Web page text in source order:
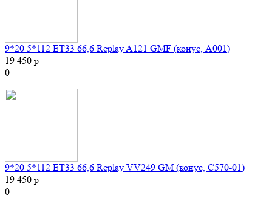
9*20 5*112 ET33 66,6 Replay A121 GMF (конус, A001)
19 450 р
0
9*20 5*112 ET33 66,6 Replay VV249 GM (конус, C570-01)
19 450 р
0